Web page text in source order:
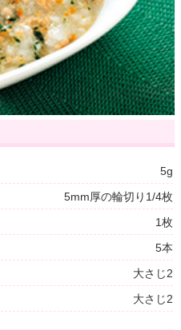
5g
5mm厚の輪切り1/4枚
1枚
5本
大さじ2
大さじ2